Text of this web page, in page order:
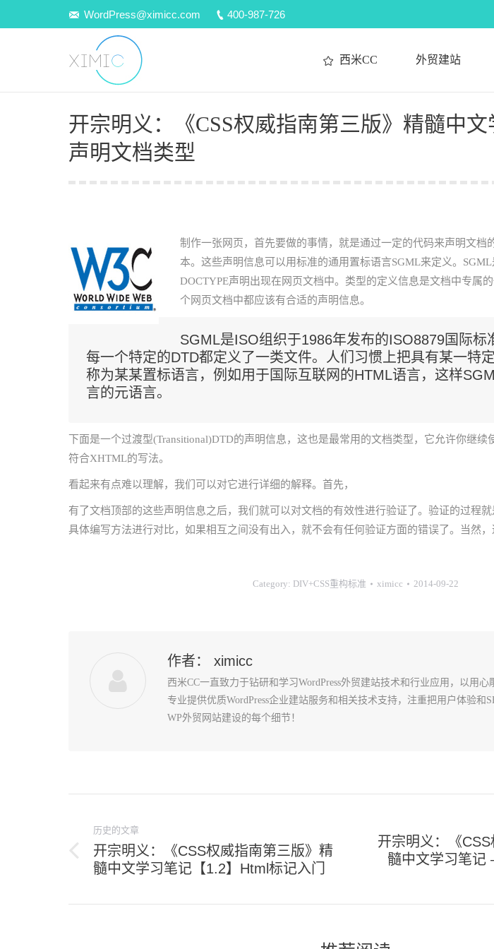
WordPress@ximicc.com 400-987-726
西米CC 外贸建站
开宗明义：《CSS权威指南第三版》精髓中
声明文档类型
制作一张网页，首先要做的事情，就是通过一定的代码来声明文档
本。这些声明信息可以用标准的通用置标语言SGML来定义。
DOCTYPE声明出现在网页文档中。类型的定义信息是文档中专属
个网页文档中都应该有合适的声明信息。
SGML是ISO组织于1986年发布的ISO8879国际标
每一个特定的DTD都定义了一类文件。人们习惯上把具有某一特
称为某某置标语言，例如用于国际互联网的HTML语言，这样
言的元语言。
下面是一个过渡型(Transitional)DTD的声明信息，这也是最常用的文档类型，它允许你继
符合XHTML的写法。
看起来有点难以理解，我们可以对它进行详细的解释。首先，
有了文档顶部的这些声明信息之后，我们就可以对文档的有效性进行验证了。验证的过程
具体编写方法进行对比，如果相互之间没有出入，就不会有任何验证方面的错误了。当然，
Category: DIV+CSS重构标准 ximicc 2014-09-22
作者： ximicc
西米CC一直致力于钻研和学习WordPress外贸建站技术和行业应用，以用心
专业提供优质WordPress企业建站服务和相关技术支持，注重把用户体验和
WP外贸网站建设的每个细节！
导
历史的文章
历
史
开宗明义：《CSS权威指南第三版》精
髓中文学习笔记【1.2】Html标记入门
开宗明义：《
髓中文学习笔记